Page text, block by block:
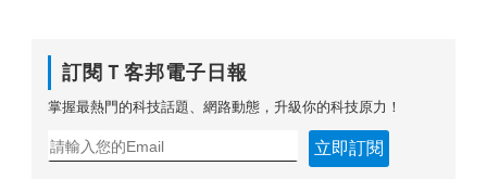
訂閱Ｔ客邦電子日報
掌握最熱門的科技話題、網路動態，升級你的科技原力！
立即訂閱